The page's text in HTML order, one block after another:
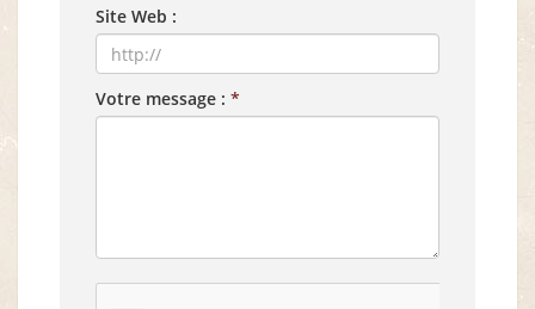
Site Web :
Votre message : *